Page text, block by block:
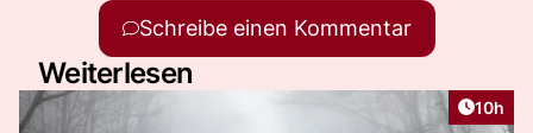
Schreibe einen Kommentar
Weiterlesen
Artikel
10h